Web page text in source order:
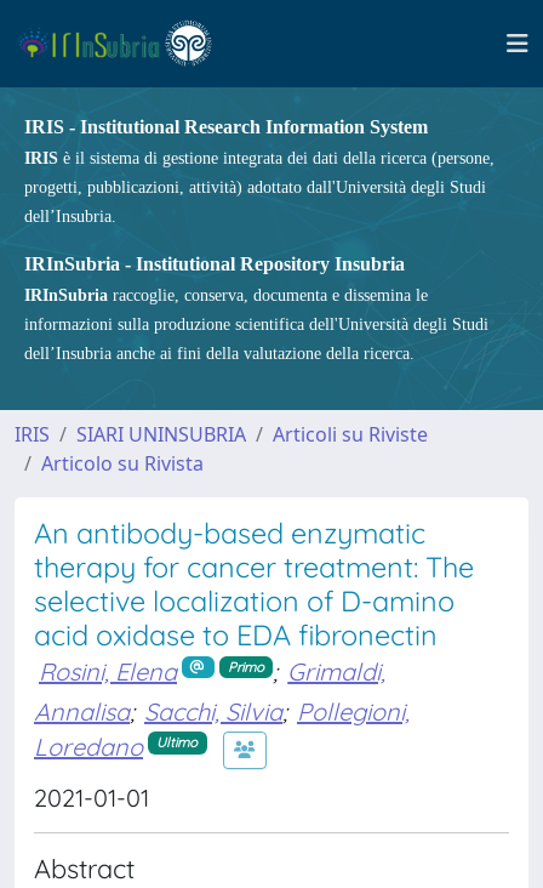
IRIS - Institutional Research Information System
IRIS è il sistema di gestione integrata dei dati della ricerca (persone,
progetti, pubblicazioni, attività) adottato dall'Università degli Studi
dell’Insubria.
IRInSubria - Institutional Repository Insubria
IRInSubria raccoglie, conserva, documenta e dissemina le
informazioni sulla produzione scientifica dell'Università degli Studi
dell’Insubria anche ai fini della valutazione della ricerca.
IRIS SIARI UNINSUBRIA
Articoli su Riviste
Articolo su Rivista
An antibody-based enzymatic
therapy for cancer treatment: The
selective localization of D-amino
acid oxidase to EDA fibronectin
Rosini, Elena Primo ; Grimaldi,
Annalisa; Sacchi, Silvia; Pollegioni,
Loredano
Ultimo
2021-01-01
Abstract